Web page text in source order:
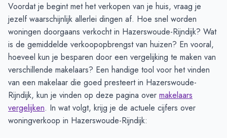
Voordat je begint met het verkopen van je huis, vraag je
jezelf waarschijnlijk allerlei dingen af. Hoe snel worden
woningen doorgaans verkocht in Hazerswoude-Rijndijk? Wat
is de gemiddelde verkoopopbrengst van huizen? En vooral,
hoeveel kun je besparen door een vergelijking te maken van
verschillende makelaars? Een handige tool voor het vinden
van een makelaar die goed presteert in Hazerswoude-
Rijndijk, kun je vinden op deze pagina over makelaars
vergelijken. In wat volgt, krijg je de actuele cijfers over
woningverkoop in Hazerswoude-Rijndijk: